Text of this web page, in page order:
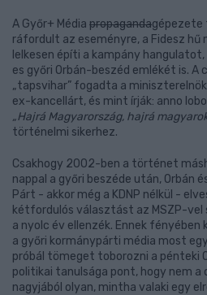
A Győr+ Média propagandagépezete
ráfordult az eseményre, a Fidesz hű
lelkesen építi a kampány
es győri Orbán-beszéd emlékét is. A
„tapsvihar” fogadta a
ex-kancellárt, és mint írják: anno
„Hajrá Magyarország, hajrá
történelmi sikerhez.
Csakhogy 2002-ben a történet
nappal a győri beszéde után, Orbán
Párt - akkor még a KDNP nélkül -
kétfordulós választást az MSZP-
a nyolc év ellenzék. Ennek fényében
a győri kormánypárti média most
próbál tömeget toborozni a pénteki
politikai tanulsága pont, hogy nem a
nagyjából olyan, mintha valaki egy